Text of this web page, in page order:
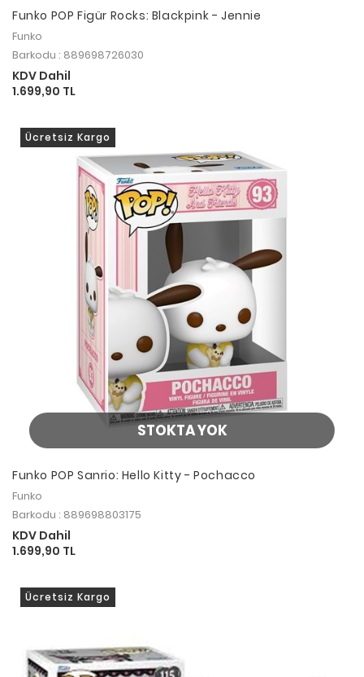
Funko POP Figür Rocks: Blackpink - Jennie
Funko
Barkodu : 889698726030
KDV Dahil
1.699,90 TL
STOKTA YOK
Ücretsiz Kargo
Funko POP Sanrio: Hello Kitty - Pochacco
Funko
Barkodu : 889698803175
KDV Dahil
1.699,90 TL
Ücretsiz Kargo